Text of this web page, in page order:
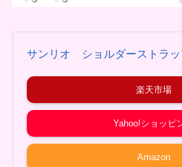
サンリオ ショルダーストラッ
楽天市場
Yahoo!ショッピ
Amazon